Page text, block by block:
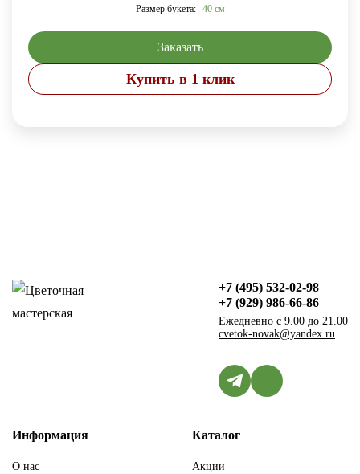
Размер букета: 40 см
Заказать
Купить в 1 клик
+7 (495) 532-02-98
+7 (929) 986-66-86
Ежедневно с 9.00 до 21.00
cvetok-novak@yandex.ru
Информация
О нас
Каталог
Акции